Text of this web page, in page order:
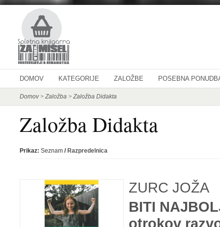
DOMOV KATEGORIJE ZALOŽBE POSEBNA
Domov> Založba > Založba Didakta
Založba Didakta
Prikaz: Seznam / Razpredelnica
ZURC JOŽA
BITI
otrokov